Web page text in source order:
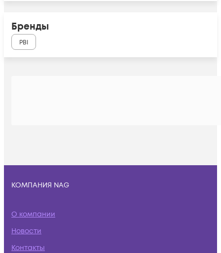
Бренды
PBI
КОМПАНИЯ NAG
О компании
Новости
Контакты